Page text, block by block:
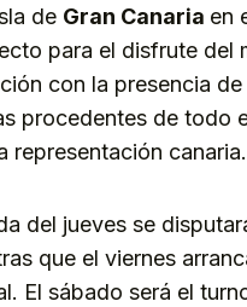
de Gran Canaria en
para el disfrute del
con la presencia de
procedentes de todo
representación canaria.
del jueves se
que el viernes
El sábado será el